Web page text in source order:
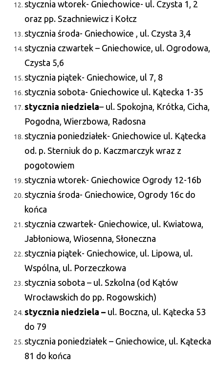
stycznia wtorek- Gniechowice- ul. Czysta 1, 2
oraz pp. Szachniewicz i Kołcz
stycznia środa- Gniechowice , ul. Czysta 3,4
stycznia czwartek – Gniechowice, ul. Ogrodowa,
Czysta 5,6
stycznia piątek- Gniechowice, ul 7, 8
stycznia sobota- Gniechowice ul. Kątecka 1-35
stycznia niedziela– ul. Spokojna, Krótka, Cicha,
Pogodna, Wierzbowa, Radosna
stycznia poniedziałek- Gniechowice ul. Kątecka
od. p. Sterniuk do p. Kaczmarczyk wraz z
pogotowiem
stycznia wtorek- Gniechowice Ogrody 12-16b
stycznia środa- Gniechowice, Ogrody 16c do
końca
stycznia czwartek- Gniechowice, ul. Kwiatowa,
Jabłoniowa, Wiosenna, Słoneczna
stycznia piątek- Gniechowice, ul. Lipowa, ul.
Wspólna, ul. Porzeczkowa
stycznia sobota – ul. Szkolna (od Kątów
Wrocławskich do pp. Rogowskich)
stycznia niedziela – ul. Boczna, ul. Kątecka 53
do 79
stycznia poniedziałek – Gniechowice, ul. Kątecka
81 do końca